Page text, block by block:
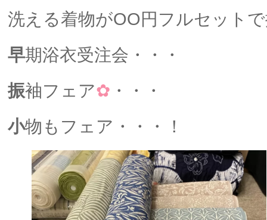
洗える着物がOO円フルセット
早期浴衣受注会・・・
振袖フェア✿ ・・・
小物もフェア・・・！